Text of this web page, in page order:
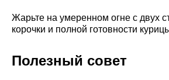
Жарьте на умеренном огне с двух
корочки и полной готовности
Полезный совет